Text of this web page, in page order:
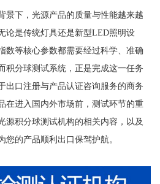
景下，光源产品的质量与性能越来越
论是传统灯具还是新型LED照明设
数等核心参数都需要经过科学、准确
积分球测试系统，正是完成这一任务
出口注册与产品认证咨询服务的商务
在进入国内外市场前，测试环节的重
源积分球测试机构的相关内容，以及
的产品顺利出口保驾护航。